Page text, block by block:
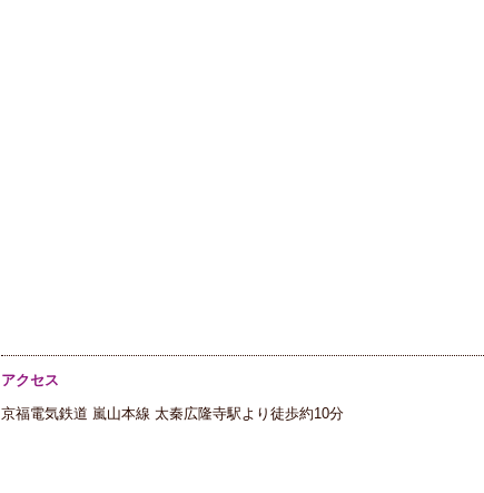
アクセス
京福電気鉄道 嵐山本線 太秦広隆寺駅より徒歩約10分